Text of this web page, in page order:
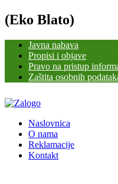
(Eko Blato)
Javna nabava
Propisi i objave
Pravo na pristup
Zaštita osobnih
Naslovnica
O nama
Reklamacije
Kontakt